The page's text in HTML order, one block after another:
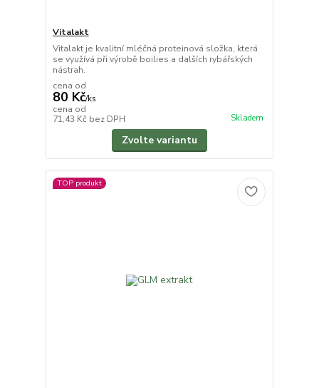
Vitalakt
Vitalakt je kvalitní mléčná proteinová složka, která
se využívá při výrobě boilies a dalších rybářských
nástrah.
cena od
80 Kč/ks
cena od
71,43 Kč bez DPH Skladem
Zvolte variantu
TOP produkt